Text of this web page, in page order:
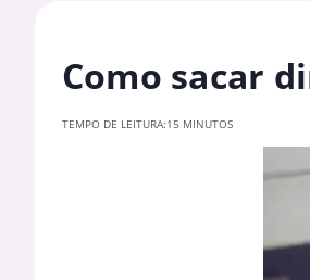
Como sacar
TEMPO DE LEITURA:15 MINUTOS